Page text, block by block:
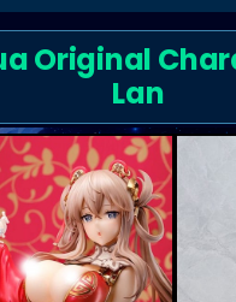
Original
Lan